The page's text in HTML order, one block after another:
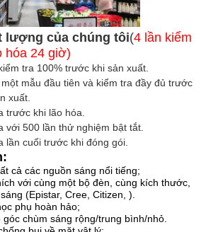
lượng của chúng tôi(4 lần kiểm
hóa 24 giờ)
tra 100% trước khi sản xuất.
mẫu đầu tiên và kiểm tra đầy đủ trước
xuất.
trước khi lão hóa.
với 500 lần thử nghiệm bật tắt.
lần cuối trước khi đóng gói.
cả các nguồn sáng nổi tiếng;
với cùng một bộ đèn, cùng kích thước,
(Epistar, Cree, Citizen, ).
phụ hoàn hảo;
chùm sáng rộng/trung bình/nhỏ.